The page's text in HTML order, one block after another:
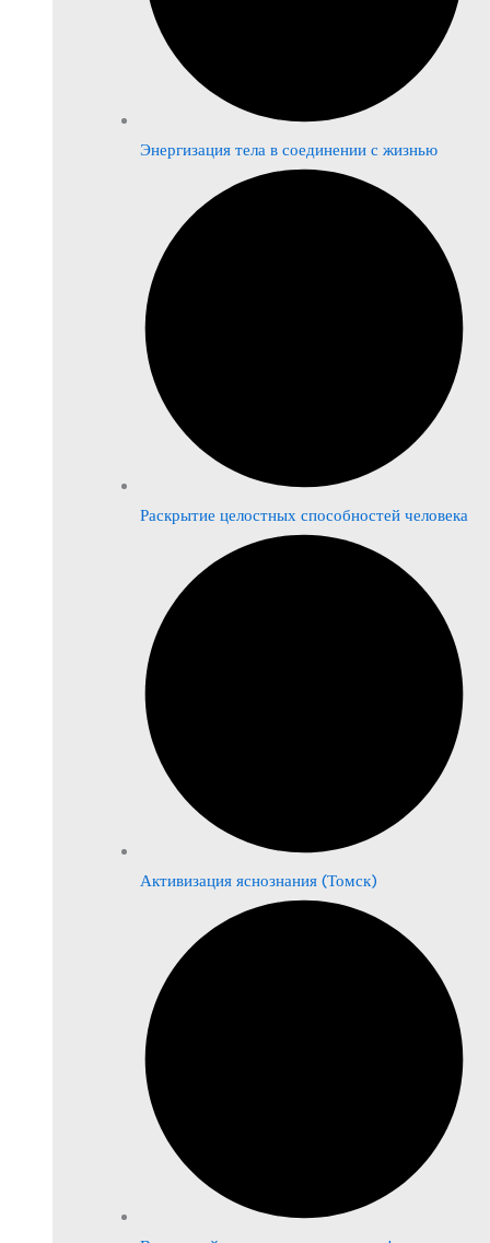
Энергизация тела в соединении с жизнью
Раскрытие целостных способностей человека
Активизация яснознания (Томск)